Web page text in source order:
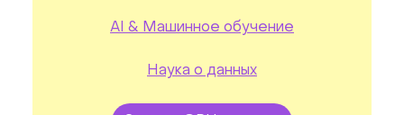
AI & Машинное обучение
Наука о данных